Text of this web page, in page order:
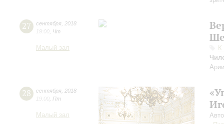
27 сентября 2018
19:00 Чт
Малый зал
28 сентября 2018
19:00 Пт
Малый зал